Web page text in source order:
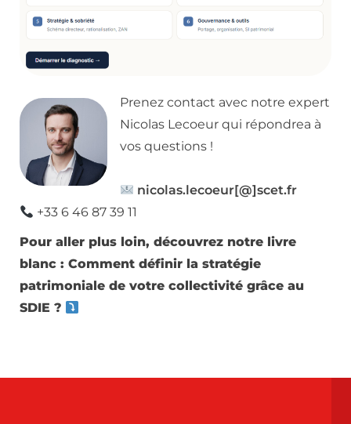
Prenez contact avec notre expert
Nicolas Lecoeur qui répondrea à
vos questions !
nicolas.lecoeur[@]scet.fr
+33 6 46 87 39 11
Pour aller plus loin, découvrez notre livre
blanc : Comment définir la stratégie
patrimoniale de votre collectivité grâce au
SDIE ?